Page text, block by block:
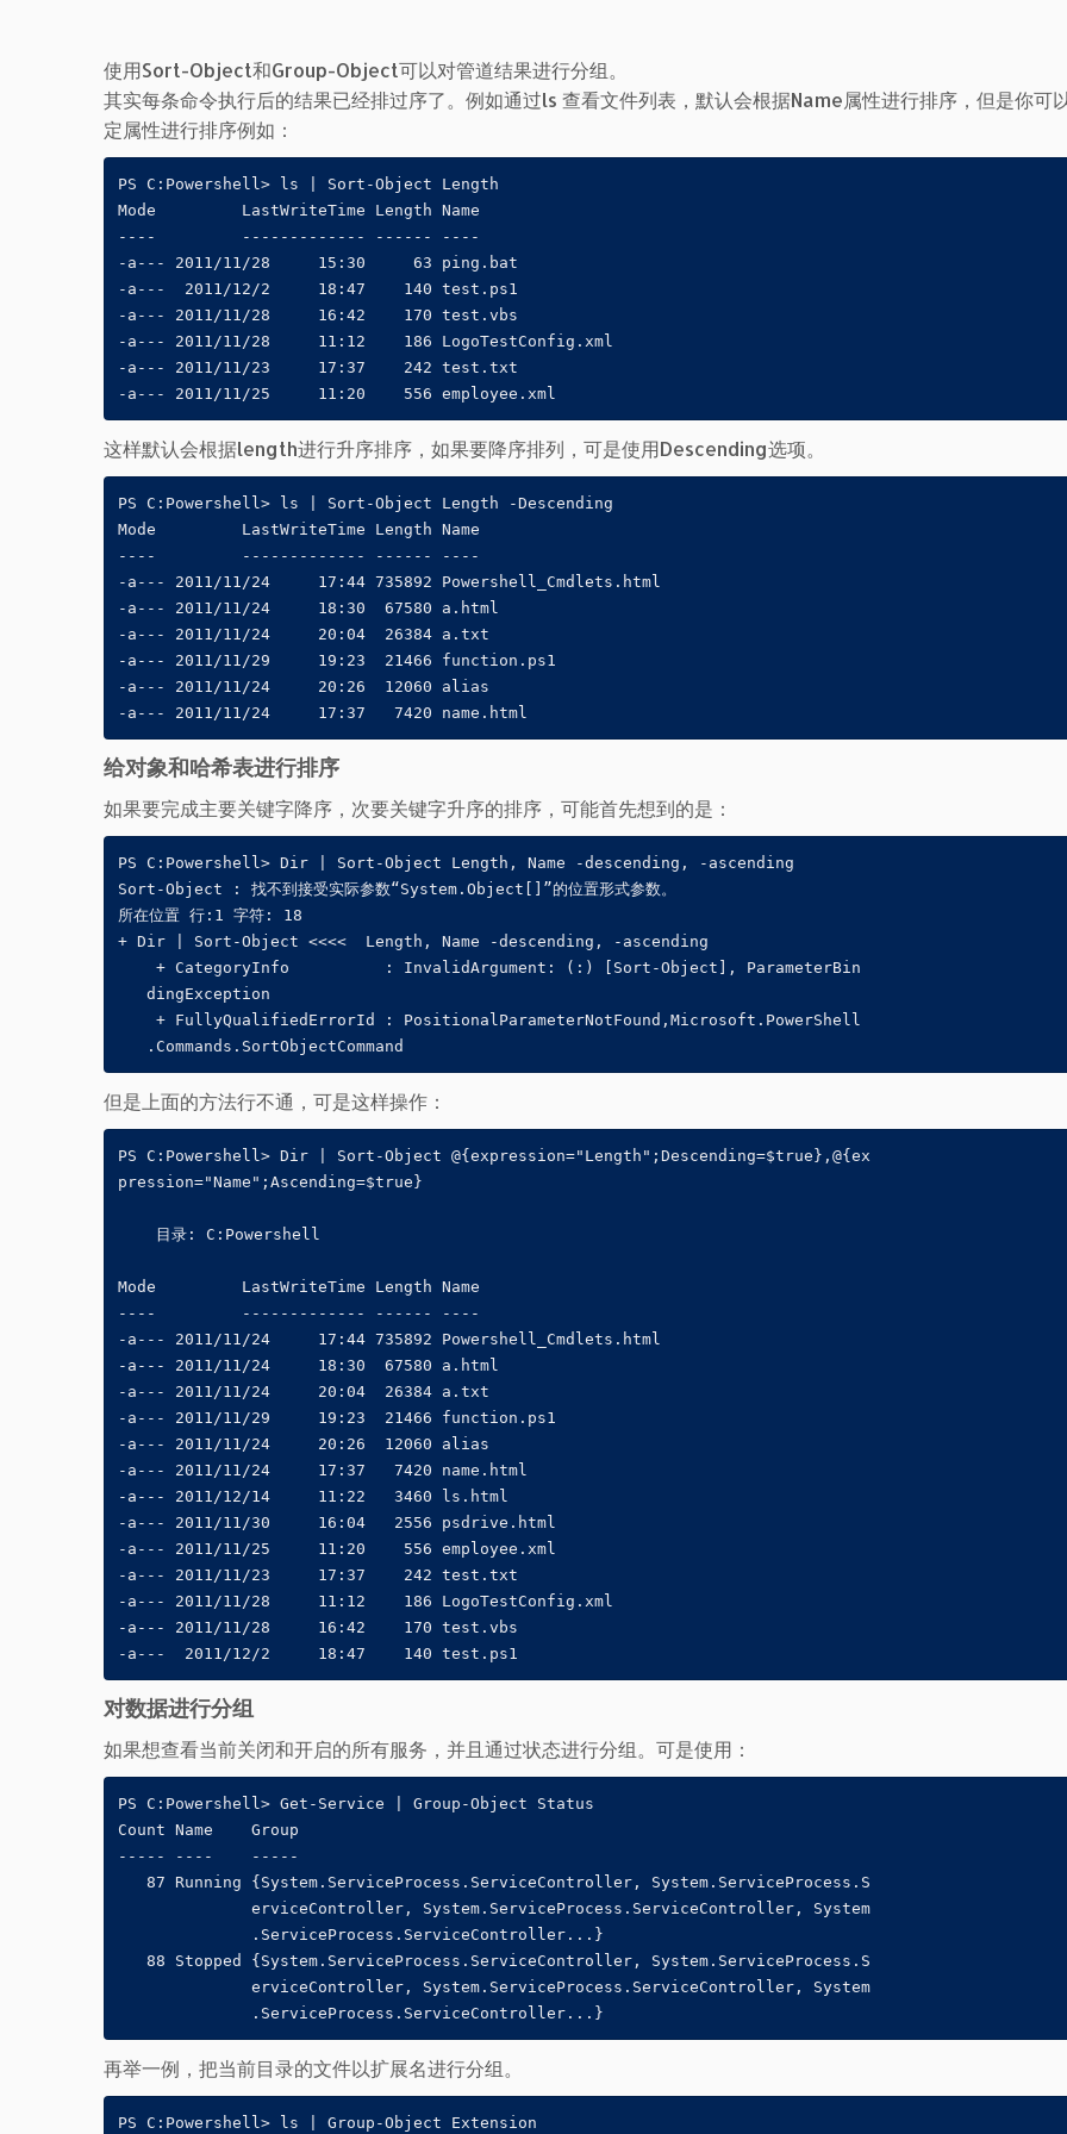
使用Sort-Object和Group-Object可以对管道结果进行分组。
其实每条命令执行后的结果已经排过序了。例如通过ls 查看文件列表，默认会根据Name属性进行排序，但是你可
定属性进行排序例如：
PS C:Powershell> ls | Sort-Object Length
Mode         LastWriteTime Length Name
----         ------------- ------ ----
-a--- 2011/11/28     15:30     63 ping.bat
-a---  2011/12/2     18:47    140 test.ps1
-a--- 2011/11/28     16:42    170 test.vbs
-a--- 2011/11/28     11:12    186 LogoTestConfig.xml
-a--- 2011/11/23     17:37    242 test.txt
-a--- 2011/11/25     11:20    556 employee.xml
这样默认会根据length进行升序排序，如果要降序排列，可是使用Descending选项。
PS C:Powershell> ls | Sort-Object Length -Descending
Mode         LastWriteTime Length Name
----         ------------- ------ ----
-a--- 2011/11/24     17:44 735892 Powershell_Cmdlets.html
-a--- 2011/11/24     18:30  67580 a.html
-a--- 2011/11/24     20:04  26384 a.txt
-a--- 2011/11/29     19:23  21466 function.ps1
-a--- 2011/11/24     20:26  12060 alias
-a--- 2011/11/24     17:37   7420 name.html
给对象和哈希表进行排序
如果要完成主要关键字降序，次要关键字升序的排序，可能首先想到的是：
PS C:Powershell> Dir | Sort-Object Length, Name -descending, -ascending
Sort-Object : 找不到接受实际参数“System.Object[]”的位置形式参数。
所在位置 行:1 字符: 18
+ Dir | Sort-Object <<<<  Length, Name -descending, -ascending
    + CategoryInfo          : InvalidArgument: (:) [Sort-Object], ParameterBin
   dingException
    + FullyQualifiedErrorId : PositionalParameterNotFound,Microsoft.PowerShell
   .Commands.SortObjectCommand
但是上面的方法行不通，可是这样操作：
PS C:Powershell> Dir | Sort-Object @{expression="Length";Descending=$true},@{ex
pression="Name";Ascending=$true}
    目录: C:Powershell
Mode         LastWriteTime Length Name
----         ------------- ------ ----
-a--- 2011/11/24     17:44 735892 Powershell_Cmdlets.html
-a--- 2011/11/24     18:30  67580 a.html
-a--- 2011/11/24     20:04  26384 a.txt
-a--- 2011/11/29     19:23  21466 function.ps1
-a--- 2011/11/24     20:26  12060 alias
-a--- 2011/11/24     17:37   7420 name.html
-a--- 2011/12/14     11:22   3460 ls.html
-a--- 2011/11/30     16:04   2556 psdrive.html
-a--- 2011/11/25     11:20    556 employee.xml
-a--- 2011/11/23     17:37    242 test.txt
-a--- 2011/11/28     11:12    186 LogoTestConfig.xml
-a--- 2011/11/28     16:42    170 test.vbs
-a---  2011/12/2     18:47    140 test.ps1
对数据进行分组
如果想查看当前关闭和开启的所有服务，并且通过状态进行分组。可是使用：
PS C:Powershell> Get-Service | Group-Object Status
Count Name    Group
----- ----    -----
   87 Running {System.ServiceProcess.ServiceController, System.ServiceProcess.S
              erviceController, System.ServiceProcess.ServiceController, System
              .ServiceProcess.ServiceController...}
   88 Stopped {System.ServiceProcess.ServiceController, System.ServiceProcess.S
              erviceController, System.ServiceProcess.ServiceController, System
              .ServiceProcess.ServiceController...}
再举一例，把当前目录的文件以扩展名进行分组。
PS C:Powershell> ls | Group-Object Extension